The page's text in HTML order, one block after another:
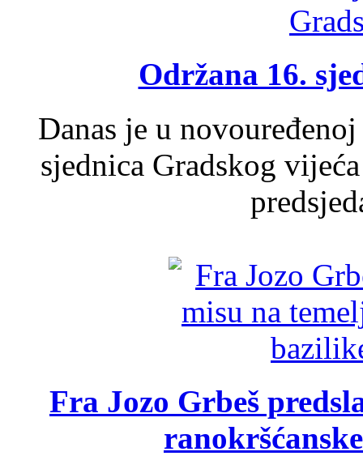
Održana 16.
Danas je u
sjednica Gradskog
Fra Jozo Grbeš